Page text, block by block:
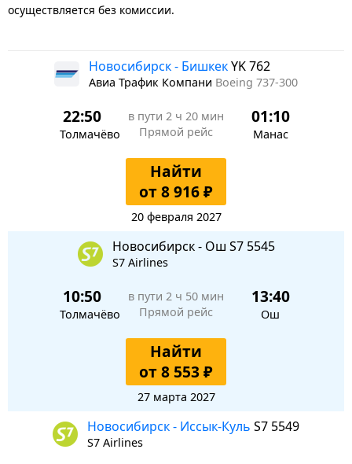
осуществляется без комиссии.
Новосибирск - БишкекYK 762
Авиа Трафик Компани Boeing 737-300
22:50
Толмачёво
в пути 2 ч 20 мин
Прямой рейс
01:10
Манас
Найти
от 8 916 ₽
20 февраля 2027
Новосибирск - Ош S7 5545
S7 Airlines
10:50
Толмачёво
в пути 2 ч 50 мин
Прямой рейс
13:40
Ош
Найти
от 8 553 ₽
27 марта 2027
Новосибирск - Иссык-Куль S7 5549
S7 Airlines